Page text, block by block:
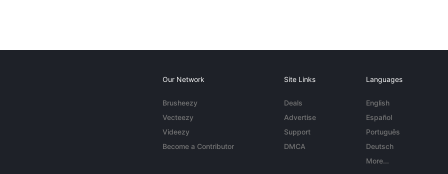
Our Network
Brusheezy
Vecteezy
Videezy
Become a Contributor
Site Links
Deals
Advertise
Support
DMCA
Languages
English
Español
Português
Deutsch
More...